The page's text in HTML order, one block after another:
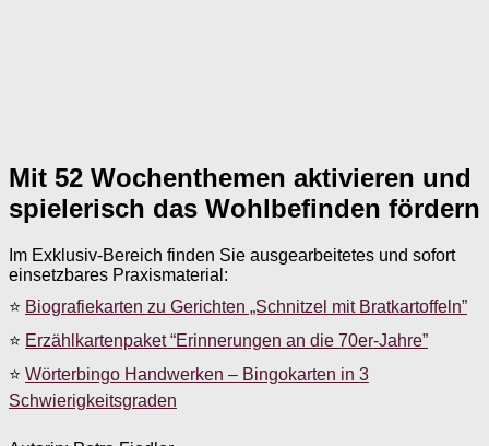
Mit 52 Wochenthemen aktivieren und
spielerisch das Wohlbefinden fördern
Im Exklusiv-Bereich finden Sie ausgearbeitetes und sofort
einsetzbares Praxismaterial:
⭐ Biografiekarten zu Gerichten „Schnitzel mit Bratkartoffeln”
⭐ Erzählkartenpaket “Erinnerungen an die 70er-Jahre”
⭐ Wörterbingo Handwerken – Bingokarten in 3
Schwierigkeitsgraden